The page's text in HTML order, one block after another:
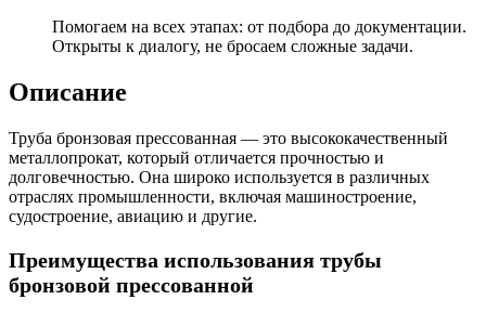
Помогаем на всех этапах: от подбора до документации.
Открыты к диалогу, не бросаем сложные задачи.
Описание
Труба бронзовая прессованная — это высококачественный
металлопрокат, который отличается прочностью и
долговечностью. Она широко используется в различных
отраслях промышленности, включая машиностроение,
судостроение, авиацию и другие.
Преимущества использования трубы
бронзовой прессованной